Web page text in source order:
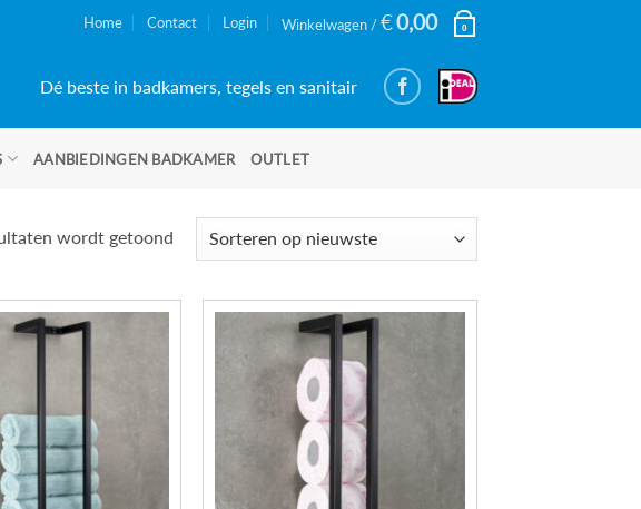
Home Contact Login Winkelwagen /€0,00 0
Dé beste in badkamers, tegels en sanitair
AANBIEDINGEN BADKAMER OUTLET
wordt getoondGesorteerd